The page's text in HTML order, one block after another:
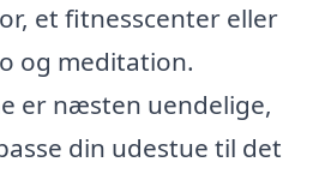
et fitnesscenter eller
og meditation.
er næsten uendelige,
din udestue til det